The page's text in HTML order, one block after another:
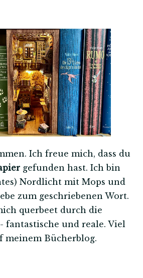
Ich freue mich, dass du
gefunden hast. Ich bin
Nordlicht mit Mops und
zum geschriebenen Wort.
querbeet durch die
fantastische und reale. Viel
meinem Bücherblog.